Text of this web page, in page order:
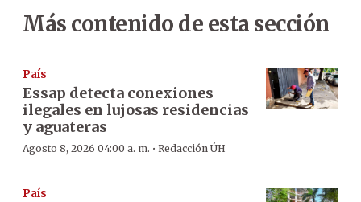
Más contenido de esta sección
País
Essap detecta conexiones
ilegales en lujosas residencias
y aguateras
Agosto 8, 2026 04:00 a. m. · Redacción ÚH
País